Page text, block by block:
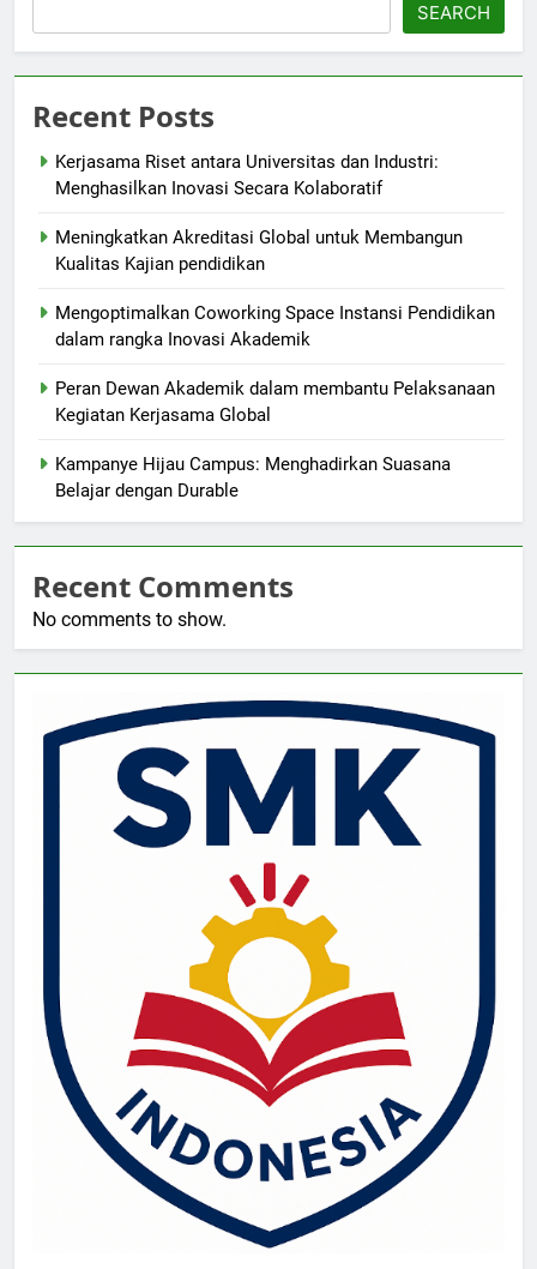
SEARCH
Recent Posts
Kerjasama Riset antara Universitas dan Industri:
Menghasilkan Inovasi Secara Kolaboratif
Meningkatkan Akreditasi Global untuk Membangun
Kualitas Kajian pendidikan
Mengoptimalkan Coworking Space Instansi Pendidikan
dalam rangka Inovasi Akademik
Peran Dewan Akademik dalam membantu Pelaksanaan
Kegiatan Kerjasama Global
Kampanye Hijau Campus: Menghadirkan Suasana
Belajar dengan Durable
Recent Comments
No comments to show.